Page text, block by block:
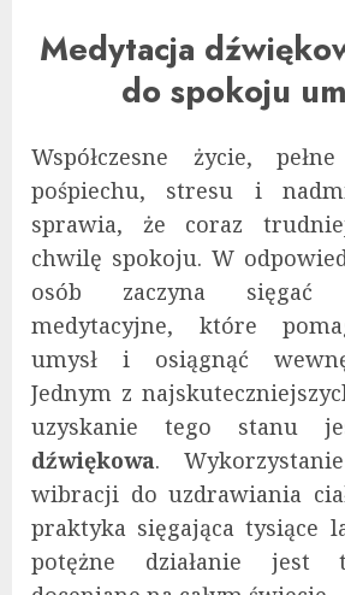
Medytacja
do spokoju
Współczesne życie,
pośpiechu, stresu i
sprawia, że coraz
chwilę spokoju. W
osób zaczyna
medytacyjne, które
umysł i osiągnąć
Jednym z
uzyskanie tego stanu
dźwiękowa.
wibracji do uzdrawiania
praktyka sięgająca tysiące
potężne działanie jest